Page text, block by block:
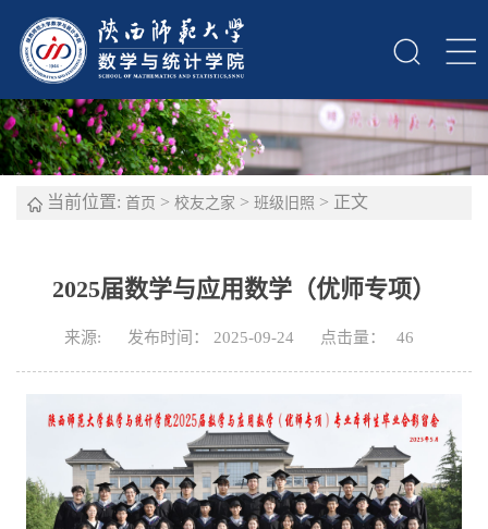
当前位置: 首页 > 校友之家 > 班级旧照 > 正文
2025届数学与应用数学（优师专项）
来源: 发布时间： 2025-09-24 点击量： 46